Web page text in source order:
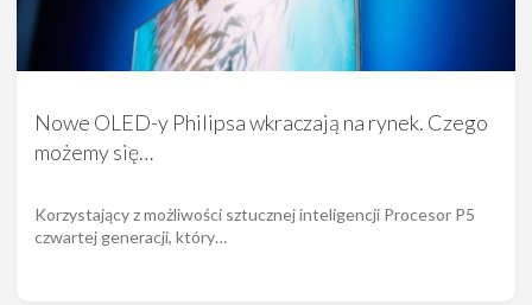
Nowe OLED-y Philipsa wkraczają na rynek. Czego
możemy się…
Korzystający z możliwości sztucznej inteligencji Procesor P5
czwartej generacji, który…